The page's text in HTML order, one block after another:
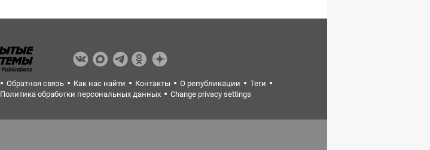
Обратная связь Как нас найти Контакты О републикации
Теги
Политика обработки персональных данных Change privacy settings